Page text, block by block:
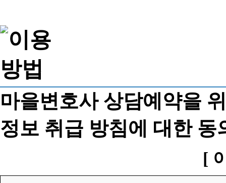
마을변호사 상담예약을
정보 취급 방침에 대한 동
[